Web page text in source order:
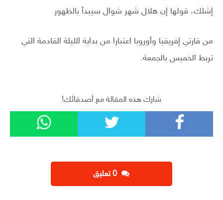
إشلك، قولها إن هلال شهر شوال سيبدأ بالظهور
من قارتي إفريقيا وأوروبا اعتبارا من بداية الليلة القادمة التي
تربط الخميس بالجمعة.
شارك هذه المقالة مع أصدقائك!